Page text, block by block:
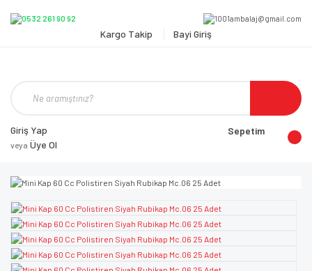
Kargo Takip Bayi Giriş
Giriş Yap
veya Üye Ol
Sepetim